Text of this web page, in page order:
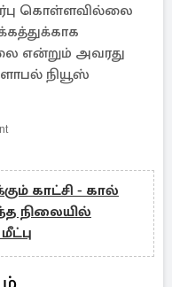
கொள்ளவில்லை
என்றும் அவரது
நியூஸ்
காட்சி - கால்
நிலையில்